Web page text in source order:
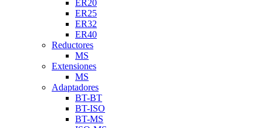
ER20
ER25
ER32
ER40
Reductores
MS
Extensiones
MS
Adaptadores
BT-BT
BT-ISO
BT-MS